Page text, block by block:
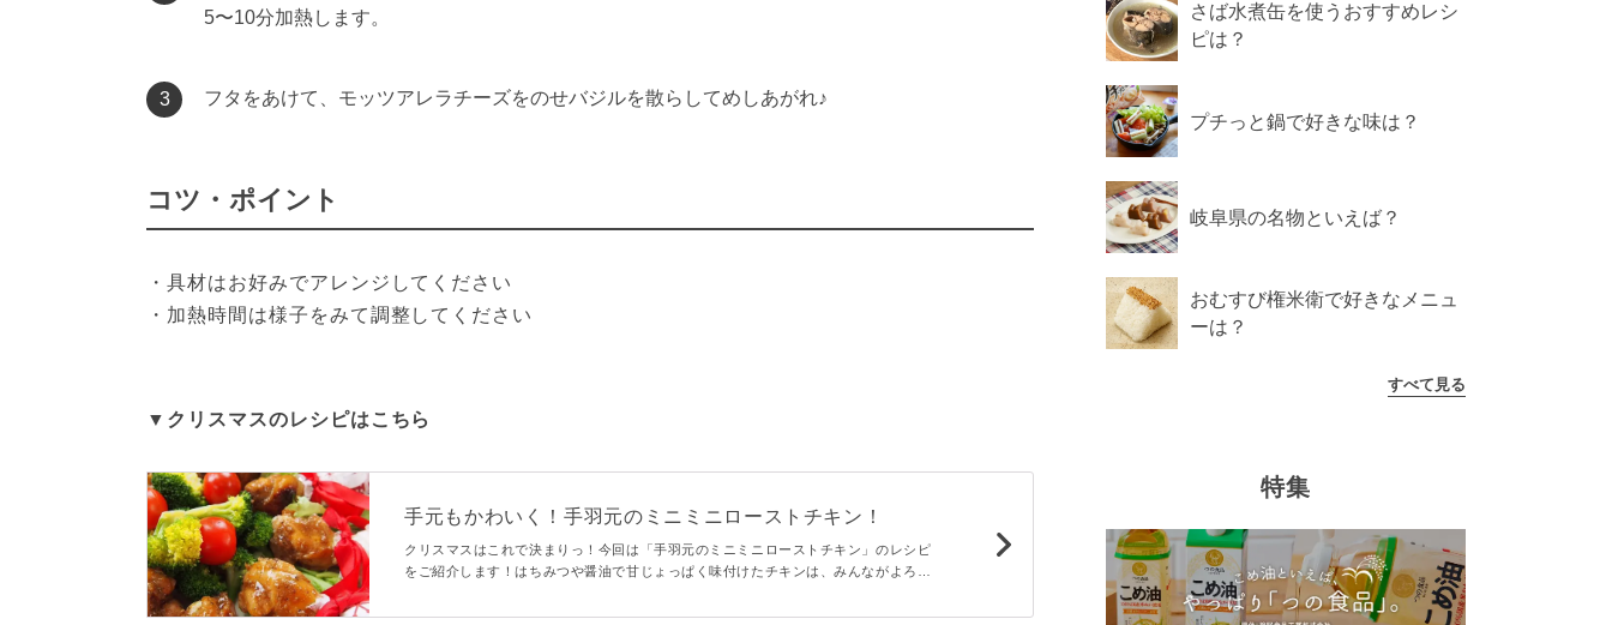
5〜10分加熱します。
3 フタをあけて、モッツアレラチーズをのせバジルを散らしてめしあがれ♪
コツ・ポイント
・具材はお好みでアレンジしてください
・加熱時間は様子をみて調整してください
手元もかわいく！手羽元のミニミニローストチキン！
クリスマスはこれで決まりっ！今回は「手羽元のミニミニローストチキン」のレシピ
をご紹介します！はちみつや醤油で甘じょっぱく味付けたチキンは、みんながよろこ
さば水煮缶を使うおすすめレシ
ピは？
プチっと鍋で好きな味は？
岐阜県の名物といえば？
おむすび権米衛で好きなメニュ
ーは？
すべて見る
特集